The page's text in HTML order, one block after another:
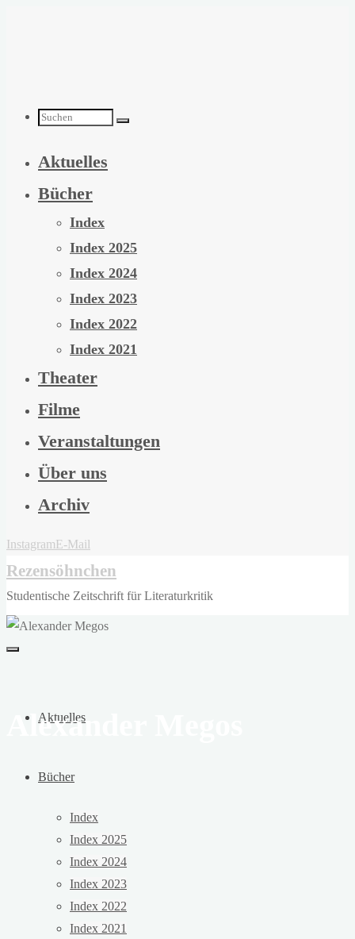
Suchen
nach:
Aktuelles
Bücher
Index
Index 2025
Index 2024
Index 2023
Index 2022
Index 2021
Theater
Filme
Veranstaltungen
Über uns
Archiv
InstagramE-Mail
Rezensöhnchen
Studentische Zeitschrift für Literaturkritik
Aktuelles
Bücher
Index
Index 2025
Index 2024
Index 2023
Index 2022
Index 2021
Alexander Megos